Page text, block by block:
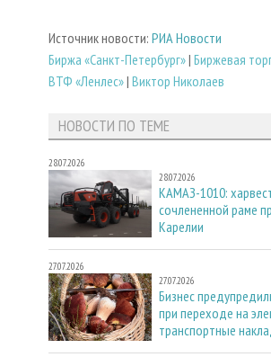
Источник новости: РИА Новости
Биржа «Санкт-Петербург»| Биржевая
ВТФ «Ленлес»| Виктор Николаев
НОВОСТИ ПО ТЕМЕ
28.07.2026
28.07.2026
КАМАЗ-1010:
сочлененной раме
Карелии
27.07.2026
27.07.2026
Бизнес
при переходе на
транспортные